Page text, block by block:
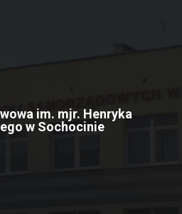
im. mjr. Henryka
w Sochocinie